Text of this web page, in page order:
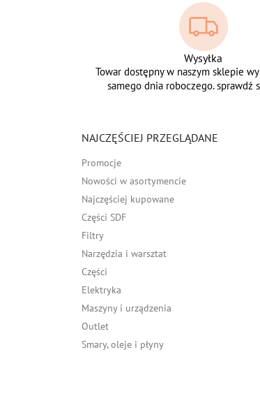
Wysyłka
Towar dostępny w naszym sklepie
samego dnia roboczego. sprawdź
NAJCZĘŚCIEJ PRZEGLĄDANE
Promocje
Nowości w asortymencie
Najczęściej kupowane
Części SDF
Filtry
Narzędzia i warsztat
Części
Elektryka
Maszyny i urządzenia
Outlet
Smary, oleje i płyny